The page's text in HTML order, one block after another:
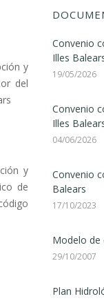
y
del
y
de
Convenio
Illes
19/05/2026
Convenio
Illes
04/06/2026
Convenio
Balears
17/10/2023
Modelo de
29/10/2007
Plan